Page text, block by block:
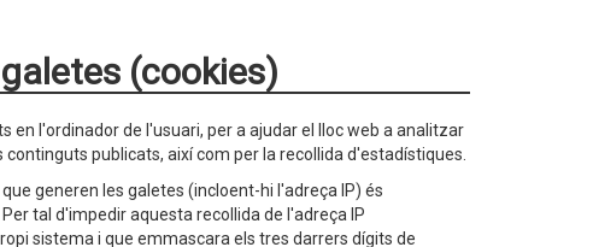
(cookies)
l'ordinador de l'usuari, per a ajudar el lloc web a analitzar
publicats, així com per la recollida d'estadístiques.
generen les galetes (incloent-hi l'adreça IP) és
tal d'impedir aquesta recollida de l'adreça IP
sistema i que emmascara els tres darrers dígits de